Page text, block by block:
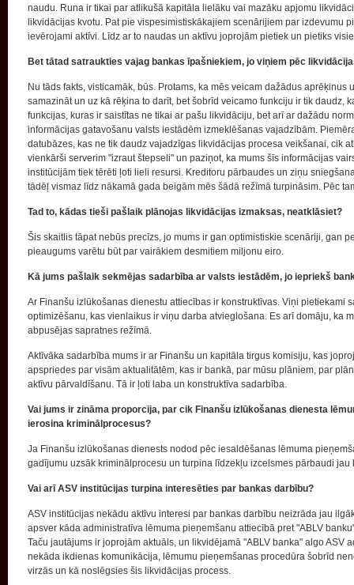
naudu. Runa ir tikai par atlikušā kapitāla lielāku vai mazāku apjomu
likvidācijas kvotu. Pat pie vispesimistiskākajiem scenārijiem par izdevumu
ievērojami aktīvi. Līdz ar to naudas un aktīvu joprojām pietiek un pietiks
Bet tātad satraukties vajag bankas īpašniekiem, jo viņiem pēc
Nu tāds fakts, visticamāk, būs. Protams, ka mēs veicam dažādus
samazināt un uz kā rēķina to darīt, bet šobrīd veicamo funkciju ir tik daudz,
funkcijas, kuras ir saistītas ne tikai ar pašu likvidāciju, bet arī ar dažādu
informācijas gatavošanu valsts iestādēm izmeklēšanas vajadzībām.
datubāzes, kas ne tik daudz vajadzīgas likvidācijas procesa veikšanai, cik
vienkārši serverim "izraut štepseli" un paziņot, ka mums šīs informācijas
institūcijām tiek tērēti ļoti lieli resursi. Kreditoru pārbaudes un ziņu
tādēļ vismaz līdz nākamā gada beigām mēs šādā režīmā turpināsim. Pēc
Tad to, kādas tieši pašlaik plānojas likvidācijas izmaksas, neatklāsiet?
Šis skaitlis tāpat nebūs precīzs, jo mums ir gan optimistiskie scenāriji, gan
pieaugums varētu būt par vairākiem desmitiem miljonu eiro.
Kā jums pašlaik sekmējas sadarbība ar valsts iestādēm, jo iepriekš
Ar Finanšu izlūkošanas dienestu attiecības ir konstruktīvas. Viņi pietiekami
optimizēšanu, kas vienlaikus ir viņu darba atvieglošana. Es arī domāju, ka
abpusējas sapratnes režīmā.
Aktīvāka sadarbība mums ir ar Finanšu un kapitāla tirgus komisiju, kas
apspriedes par visām aktualitātēm, kas ir bankā, par mūsu plāniem, par
aktīvu pārvaldīšanu. Tā ir ļoti laba un konstruktīva sadarbība.
Vai jums ir zināma proporcija, par cik Finanšu izlūkošanas dienesta
ierosina kriminālprocesus?
Ja Finanšu izlūkošanas dienests nodod pēc iesaldēšanas lēmuma
gadījumu uzsāk kriminālprocesu un turpina līdzekļu izcelsmes pārbaudi jau
Vai arī ASV institūcijas turpina interesēties par bankas darbību?
ASV institūcijas nekādu aktīvu interesi par bankas darbību neizrāda jau
apsver kāda administratīva lēmuma pieņemšanu attiecībā pret "ABLV
Taču jautājums ir joprojām aktuāls, un likvidējamā "ABLV banka" algo ASV
nekāda ikdienas komunikācija, lēmumu pieņemšanas procedūra šobrīd
virzās un kā noslēgsies šis likvidācijas process.